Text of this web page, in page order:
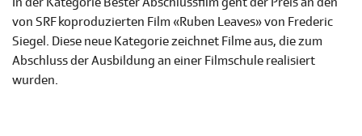
von SRF koproduzierten Film «Ruben Leaves» von Frederic
Siegel. Diese neue Kategorie zeichnet Filme aus, die zum
Abschluss der Ausbildung an einer Filmschule realisiert
wurden.